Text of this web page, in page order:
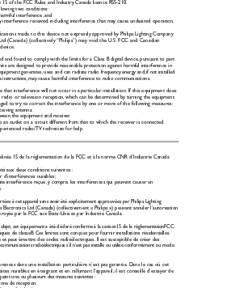
of the FCC Rules and Industry Canada licence RSS-210.
two conditions:
interference, and
interference received, including interference that may cause undesired operation.
made to this device not expressly approved by Philips Lighting Company
(Canada) (collectively “Philips”) may void the U.S. FCC and Canadian
and found to comply with the limits for a Class B digital device, pursuant to part
are designed to provide reasonable protection against harmful interference in
generates, uses and can radiate radio frequency energy and, if not installed
instructions, may cause harmful interference to radio communications.
that interference will not occur in a particular installation. If this equipment does
or television reception, which can be determined by turning the equipment
to try to correct the interference by one or more of the following measures:
antenna.
the equipment and receiver.
an outlet on a circuit different from that to which the receiver is connected.
radio/TV technician for help.
15 de la réglementation de la FCC et à la norme CNR d’Industrie Canada
aux deux conditions suivantes :
d’interférences nuisibles;
interférence reçue, y compris les interférences qui peuvent causer un
à cet appareil sans avoir été explicitement approuvées par Philips Lighting
Electronics Ltd (Canada) (collectivement « Philips ») peuvent annuler l’autorisation
par la FCC aux États-Unis et par Industrie Canada.
cet équipement a été déclaré conforme à la section15 de la réglementationFCC
de classeB. Ces limites sont conçues pour fournir installations résidentielles.
et peut émettre des ondes radioélectriques. Il est susceptible de créer des
radioélectriques s’il n’est pas installé ou utilisé conformément au mode
dans une installation particulière n’est pas garantie. Dans le cas où cet
nuisibles en éteignant et en rallumant l’appareil, il est conseillé d’essayer de
une ou plusieurs des mesures suivantes :
de réception.